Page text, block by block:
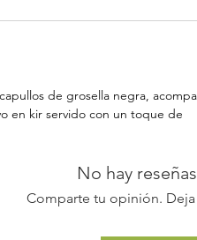
de grosella negra,
en kir servido con un toque de
No hay
Comparte tu opinión. Deja